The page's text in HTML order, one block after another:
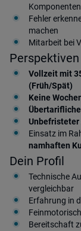
Komponenten
Fehler
machen
Mitarbeit bei
Perspektiven
Vollzeit mit
(Früh/Spät)
Keine
Unbefristeter
Einsatz im
namhaften
Dein Profil
Technische
vergleichbar
Erfahrung in
Bereitschaft